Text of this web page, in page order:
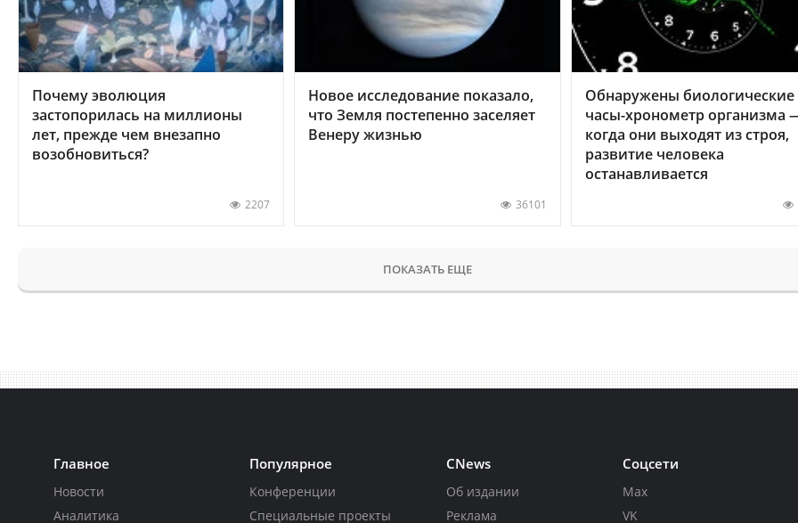
Почему эволюция
застопорилась на миллионы
лет, прежде чем внезапно
возобновиться?
2207
Новое исследование показало,
что Земля постепенно заселяет
Венеру жизнью
36101
Обнаружены биологические
часы-хронометр организма
когда они выходят из строя,
развитие человека
останавливается
ПОКАЗАТЬ ЕЩЕ
Главное
Новости
Аналитика
Популярное
Конференции
Специальные проекты
CNews
Об издании
Реклама
Соцсети
Max
VK